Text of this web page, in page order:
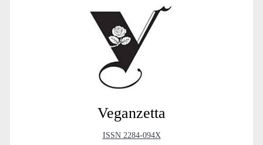
Veganzetta
ISSN 2284-094X